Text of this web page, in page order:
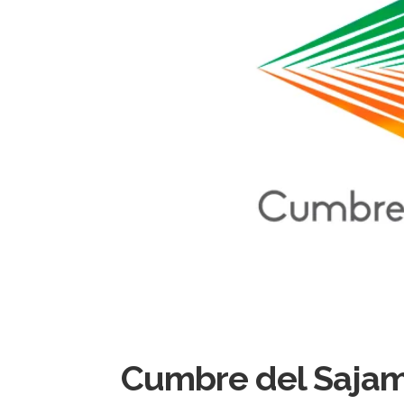
Cumbre del